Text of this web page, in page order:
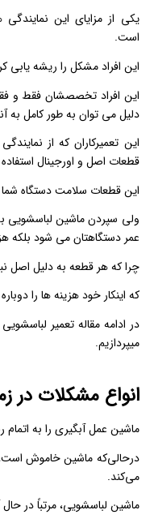
یکی از مزایای این
است.
این افراد مشکل را ریشه
این افراد تخصصشان فقط و
دلیل می توان به طور کامل به
این تعمیرکاران که از
قطعات اصل و اورجینال
این قطعات سلامت دستگاه
ولی سپردن ماشین لباسشویی به
عمر دستگاهتان می شود بلکه
چرا که هر قطعه به دلیل اصل
که اینکار خود هزینه ها را
در ادامه مقاله تعمیر
میپردازیم.
انواع مشکلات در
ﻣﺎﺷﯿﻦ ﻋﻤﻞ آﺑﮕﯿﺮی را ﺑﻪ اﺗﻤﺎم
درحالی‌که ﻣﺎﺷﯿﻦ ﺧﺎﻣﻮش
می‌کند.
ﻣﺎﺷﯿﻦ لباسشویی، مرتباً در